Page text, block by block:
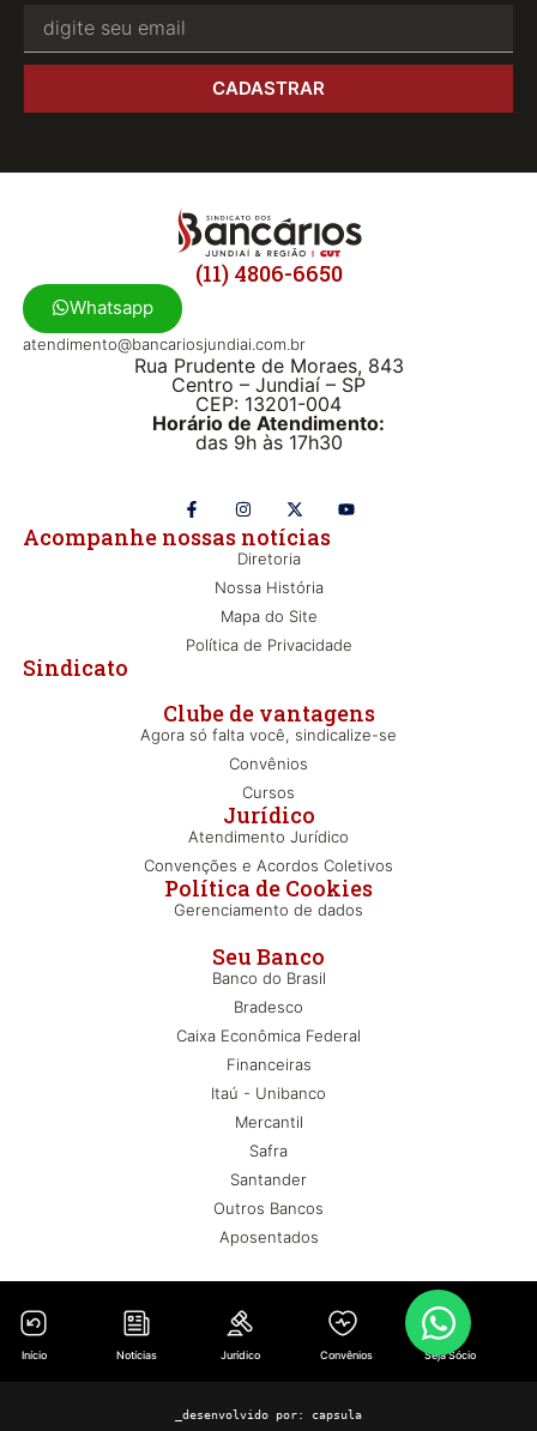
CADASTRAR
Seu Banco
Banco do Brasil
Bradesco
Caixa Econômica Federal
Financeiras
Itaú - Unibanco
Mercantil
Safra
Santander
Outros Bancos
Aposentados
Clube de vantagens
Agora só falta você, sindicalize-se
Convênios
Cursos
Jurídico
Atendimento Jurídico
Convenções e Acordos Coletivos
Política de Cookies
Gerenciamento de dados
Sindicato
Diretoria
Nossa História
Mapa do Site
Política de Privacidade
Acompanhe nossas notícias
(11) 4806-6650
Whatsapp
atendimento@bancariosjundiai.com.br
Rua Prudente de Moraes, 843
Centro – Jundiaí – SP
CEP: 13201-004
Horário de Atendimento:
das 9h às 17h30
Início Notícias Jurídico Convênios Seja Sócio
_desenvolvido por: capsula